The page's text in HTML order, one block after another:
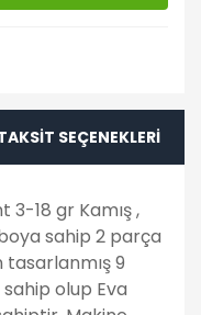
SEÇENEKLERİ
3-18 gr Kamış ,
sahip 2 parça
tasarlanmış 9
olup Eva